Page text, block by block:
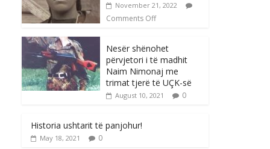
November 21, 2022
Comments Off
Nesër shënohet
përvjetori i të madhit
Naim Nimonaj me
trimat tjerë të UÇK-së
August 10, 2021 0
Historia ushtarit të panjohur!
May 18, 2021 0